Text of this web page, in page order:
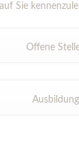
Sie
Offene
Ausbildung